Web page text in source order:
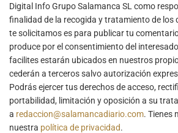
Digital Info Grupo Salamanca SL como
finalidad de la recogida y tratamiento de los
te solicitamos es para publicar tu
produce por el consentimiento del
facilites estarán ubicados en nuestros
cederán a terceros salvo autorización
Podrás ejercer tus derechos de acceso,
portabilidad, limitación y oposición a su
a redaccion@salamancadiario.com. Tienes
nuestra política de privacidad.